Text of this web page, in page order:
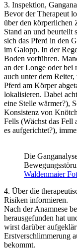
3. Inspektion,
Bevor der Therapeut
über den körperlichen
Stand an und beurteilt
sich das Pferd in den
im Galopp. In der
Boden vorführen.
an der Longe oder bei
auch unter dem
Pferd am Körper
lokalisieren. Dabei
eine Stelle wärmer?),
Konsistenz von
Fells (Wächst das Fell
es aufgerichtet?),
Die
Waldenmaier
4. Über die
Risiken informieren.
Nach der Anamnese
herausgefunden hat
wirst darüber
Erstverschlimmerung
bekommt.